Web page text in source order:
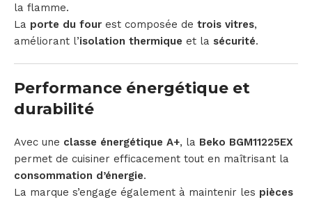
la flamme.
La porte du four est composée de trois vitres,
améliorant l’isolation thermique et la sécurité.
Performance énergétique et
durabilité
Avec une classe énergétique A+, la Beko BGM11225EX
permet de cuisiner efficacement tout en maîtrisant la
consommation d’énergie.
La marque s’engage également à maintenir les pièces